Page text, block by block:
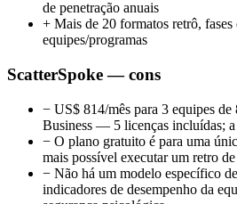
de penetração anuais
+ Mais de 20 formatos retrô, fases
equipes/programas
ScatterSpoke — cons
− US$ 814/mês para 3 equipes de
Business — 5 licenças incluídas;
− O plano gratuito é para uma
mais possível executar um retro
− Não há um modelo específico
indicadores de desempenho da